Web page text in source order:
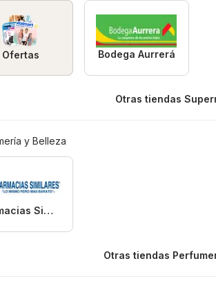
Ofertas Bodega Aurrerá
Otras tiendas
y Belleza
Farmacias Similares
Otras tiendas